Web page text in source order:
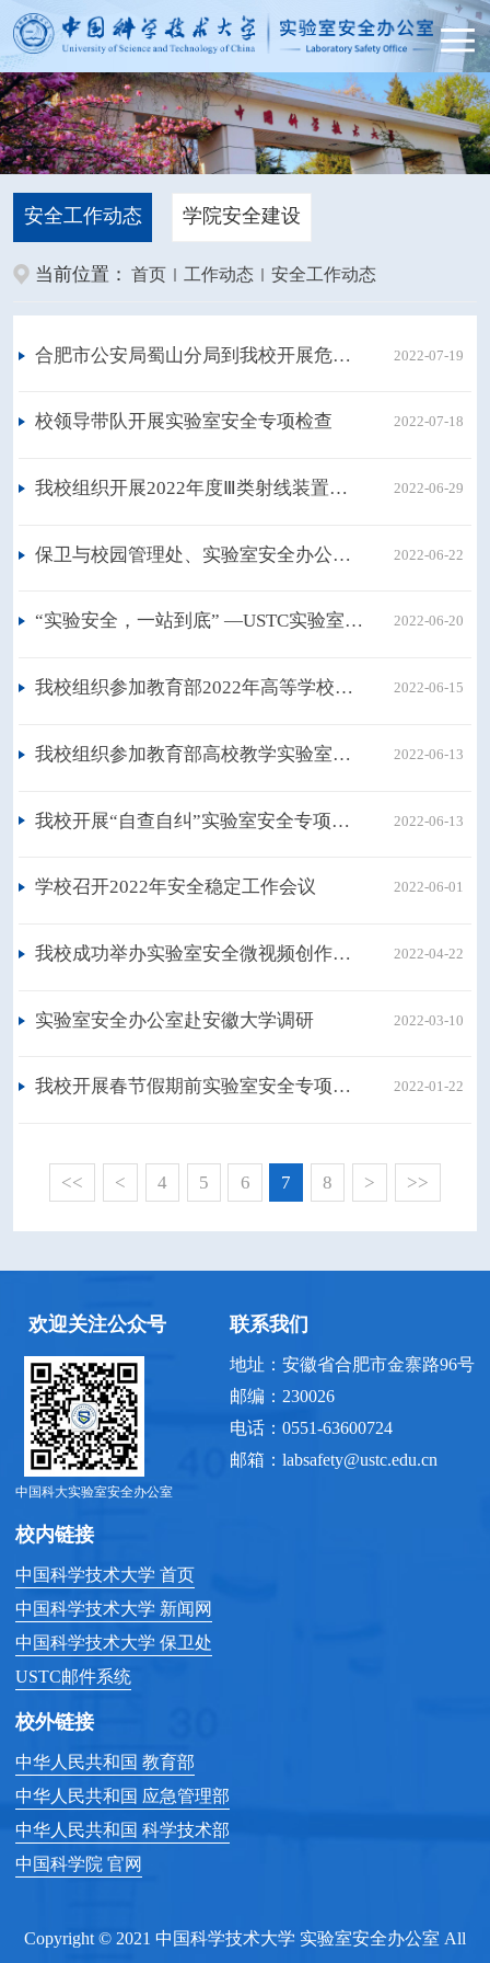
安全工作动态 学院安全建设
当前位置： 首页 工作动态 安全工作动态
合肥市公安局蜀山分局到我校开展危化品安全管理工作专项检查 2022-07-19
校领导带队开展实验室安全专项检查 2022-07-18
我校组织开展2022年度Ⅲ类射线装置辐射工作人员专业知识考核 2022-06-29
保卫与校园管理处、实验室安全办公室联合生命科学与医学部成功举办生物安全应急演练 2022-06-22
“实验安全，一站到底” —USTC实验室安全闯关活动圆满落幕 2022-06-20
我校组织参加教育部2022年高等学校实验室安全现场检查启动会 2022-06-15
我校组织参加教育部高校教学实验室安全与管理培训班 2022-06-13
我校开展“自查自纠”实验室安全专项检查工作 2022-06-13
学校召开2022年安全稳定工作会议 2022-06-01
我校成功举办实验室安全微视频创作大赛 2022-04-22
实验室安全办公室赴安徽大学调研 2022-03-10
我校开展春节假期前实验室安全专项检查 2022-01-22
<< < 4 5 6 7 8 > >>
欢迎关注公众号
中国科大实验室安全办公室
校内链接
中国科学技术大学 首页
中国科学技术大学 新闻网
中国科学技术大学 保卫处
USTC邮件系统
校外链接
中华人民共和国 教育部
中华人民共和国 应急管理部
中华人民共和国 科学技术部
中国科学院 官网
联系我们
地址：安徽省合肥市金寨路96号
邮编：230026
电话：0551-63600724
邮箱：labsafety@ustc.edu.cn
Copyright © 2021 中国科学技术大学 实验室安全办公室 All